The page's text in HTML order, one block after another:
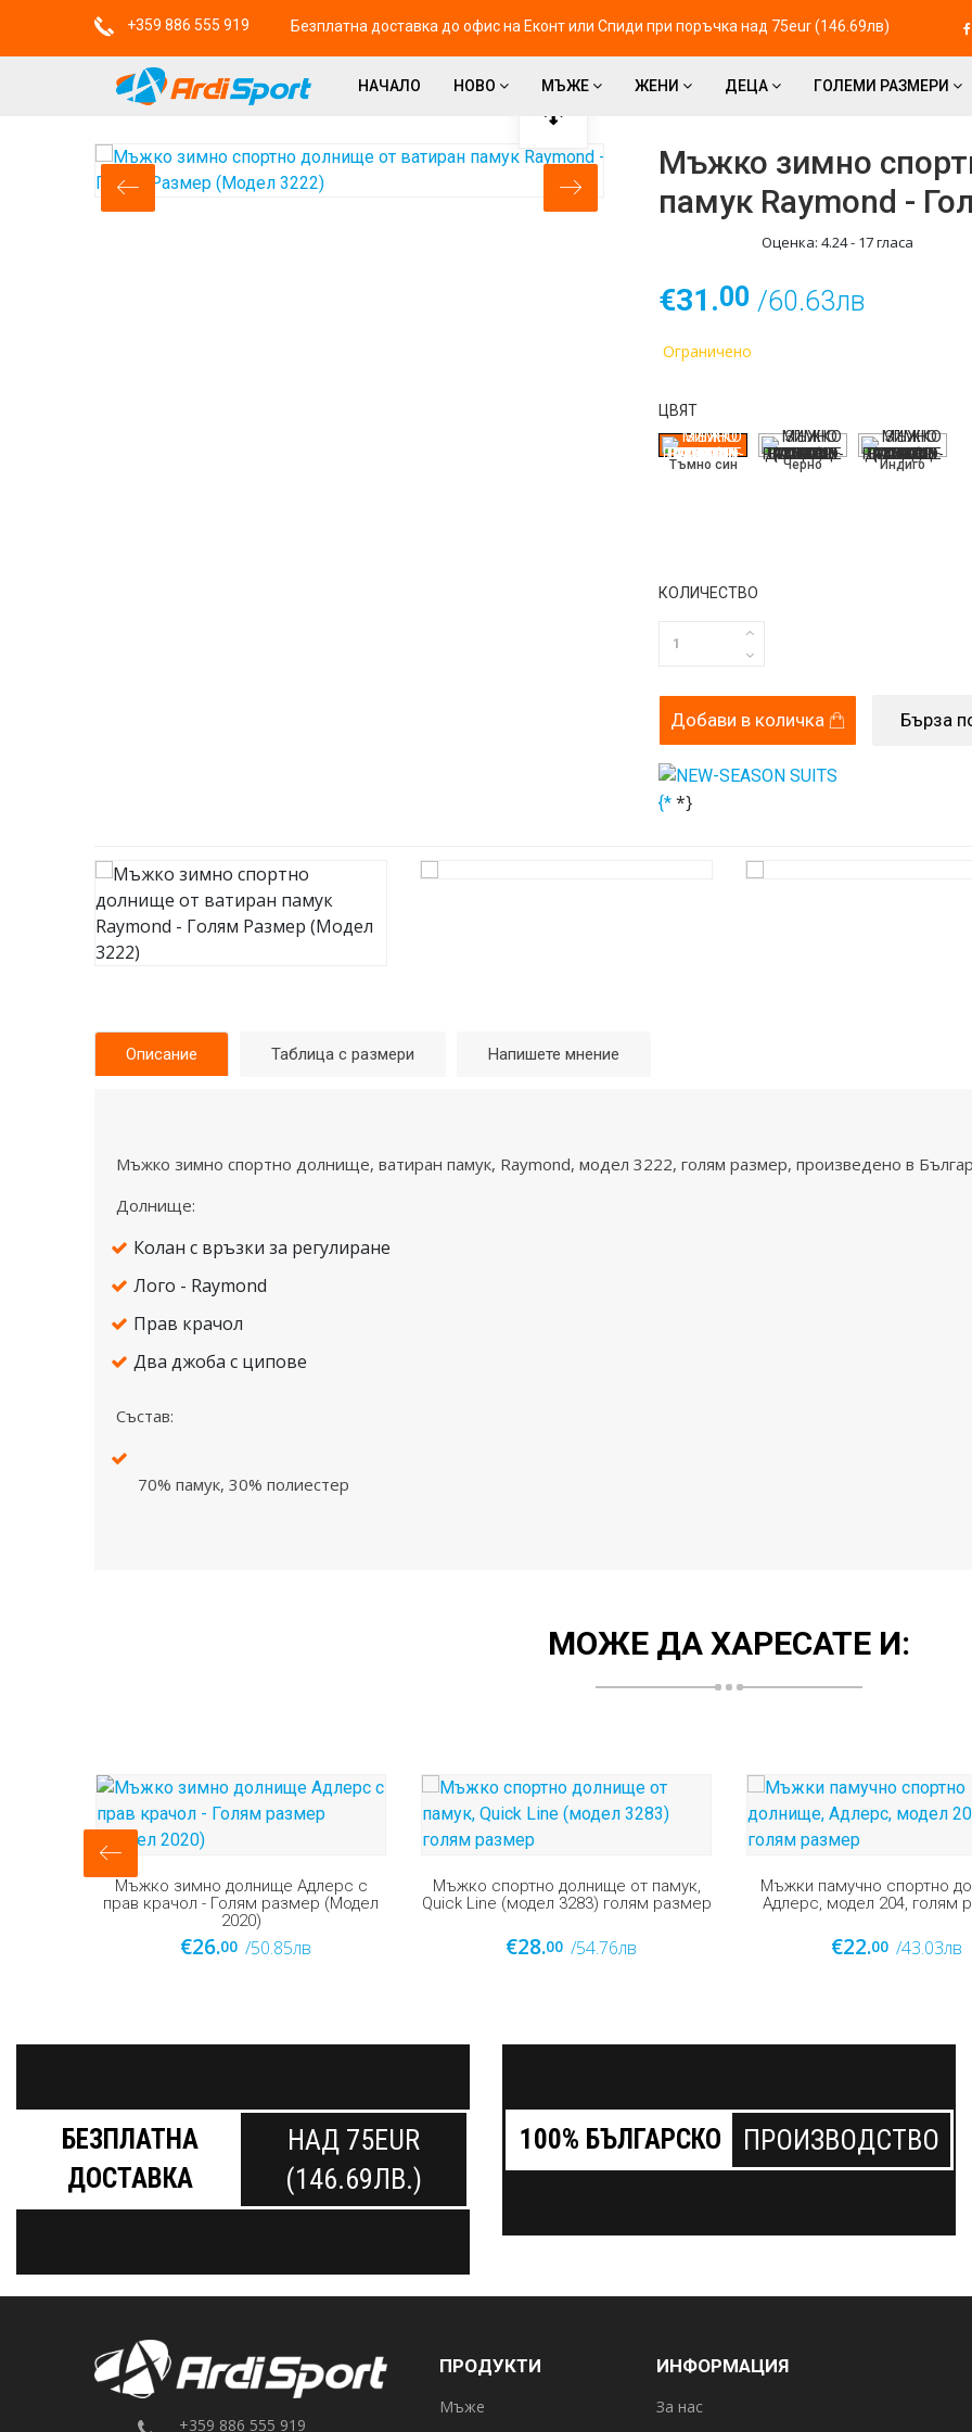
+359 886 555 919 Безплатна доставка до офис на Eконт или Спиди при поръчка над 75eur (146.69лв)
НАЧАЛО НОВО МЪЖЕ ЖЕНИ ДЕЦА ГОЛЕМИ РАЗМЕРИ
Мъжко зимно
памук Raymond -
Оценка: 4.24- 17гласа
€31.00 /60.63лв
Ограничено
ЦВЯТ
Тъмно син Черно Индиго
КОЛИЧЕСТВО
Добави в количка Бърза
{* *}
Описание Таблица с размери Напишете мнение
Мъжко зимно спортно долнище, ватиран памук, Raymond, модел 3222, голям размер, произведено в
Долнище:
Колан с връзки за регулиране
Лого - Raymond
Прав крачол
Два джоба с ципове
Състав:
70% памук, 30% полиестер
МОЖЕ ДА ХАРЕСАТЕ И:
Мъжко спортно долнище от памук,
Quick Line (модел 3283) голям размер
€28.00 /54.76лв
Мъжки памучно спортно долнище,
Адлерс, модел 204, голям размер
€22.00 /43.03лв
Мъжко спортно долнище
Армира (модел 381) голям
€29.00 /56.72лв
БЕЗПЛАТНА
ДОСТАВКА
НАД 75EUR
(146.69ЛВ.)
100% БЪЛГАРСКО ПРОИЗВОДСТВО
+359 886 555 919
ПРОДУКТИ
Мъже
ИНФОРМАЦИЯ
За нас